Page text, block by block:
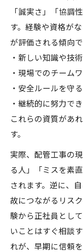
「誠実さ」「協調
す。経験や資格が
が評価される傾向
・新しい知識や技
・現場でのチーム
・安全ルールを守
・継続的に努力で
これらの資質があ
す。
実際、配管工事の
る人」「ミスを素
されます。逆に、
故につながるリス
験から正社員とし
いことはすぐ相談
れが、早期に信頼